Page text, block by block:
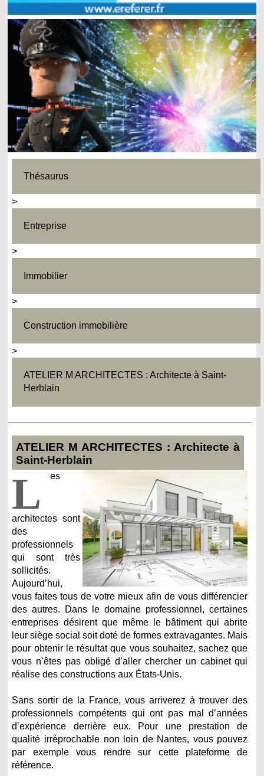
Thésaurus
>
Entreprise
>
Immobilier
>
Construction immobilière
>
ATELIER M ARCHITECTES : Architecte à Saint-
Herblain
ATELIER M ARCHITECTES : Architecte à
Saint-Herblain
L es
architectes sont
des
professionnels
qui sont très
sollicités.
Aujourd’hui,
vous faites tous de votre mieux afin de vous différencier
des autres. Dans le domaine professionnel, certaines
entreprises désirent que même le bâtiment qui abrite
leur siège social soit doté de formes extravagantes. Mais
pour obtenir le résultat que vous souhaitez, sachez que
vous n’êtes pas obligé d’aller chercher un cabinet qui
réalise des constructions aux États-Unis.
Sans sortir de la France, vous arriverez à trouver des
professionnels compétents qui ont pas mal d’années
d’expérience derrière eux. Pour une prestation de
qualité irréprochable non loin de Nantes, vous pouvez
par exemple vous rendre sur cette plateforme de
référence.